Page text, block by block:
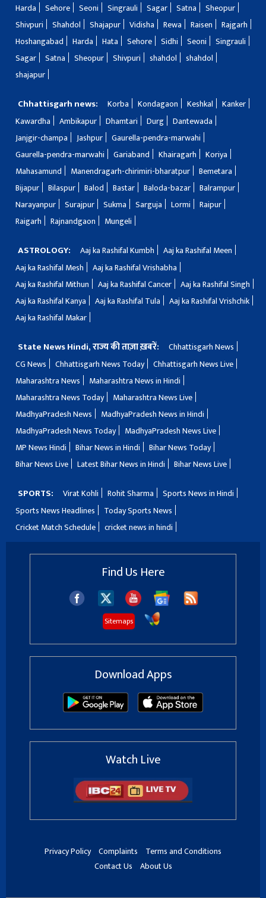
Harda
Sehore Seoni Singrauli Sagar Satna
Sheopur
Shivpuri
Shahdol Shajapur Vidisha Rewa Raisen
Rajgarh
Hoshangabad
Harda Hata Sehore Sidhi Seoni
Singrauli
Sagar
Satna Sheopur Shivpuri shahdol
shahdol
shajapur
Chhattisgarh news: Korba Kondagaon Keshkal
Kanker
Kawardha
Ambikapur Dhamtari Durg
Dantewada
Janjgir-champa
Jashpur
Gaurella-pendra-marwahi
Gaurella-pendra-marwahi
Gariaband Khairagarh
Koriya
Mahasamund
Manendragarh-chirimiri-bharatpur
Bemetara
Bijapur
Bilaspur Balod Bastar Baloda-bazar
Balrampur
Narayanpur
Surajpur Sukma Sarguja Lormi
Raipur
Raigarh
Rajnandgaon Mungeli
ASTROLOGY: Aaj ka Rashifal Kumbh
Aaj ka Rashifal Meen
Aaj ka Rashifal Mesh
Aaj ka Rashifal Vrishabha
Aaj ka Rashifal Mithun
Aaj ka Rashifal Cancer
Aaj ka Rashifal Singh
Aaj ka Rashifal Kanya
Aaj ka Rashifal Tula
Aaj ka Rashifal Vrishchik
Aaj ka Rashifal Makar
State News Hindi, राज्य की ताज़ा ख़बरें:
Chhattisgarh News
CG News
Chhattisgarh News Today
Chhattisgarh News Live
Maharashtra News
Maharashtra News in Hindi
Maharashtra News Today
Maharashtra News Live
MadhyaPradesh News
MadhyaPradesh News in Hindi
MadhyaPradesh News Today
MadhyaPradesh News Live
MP News Hindi
Bihar News in Hindi
Bihar News Today
Bihar News Live
Latest Bihar News in Hindi Bihar News Live
SPORTS: Virat Kohli Rohit Sharma
Sports News in Hindi
Sports News Headlines
Today Sports News
Cricket Match Schedule
cricket news in hindi
Find Us Here
Sitemaps
Download Apps
Watch Live
Privacy Policy Complaints
Terms and Conditions
Contact Us
About Us